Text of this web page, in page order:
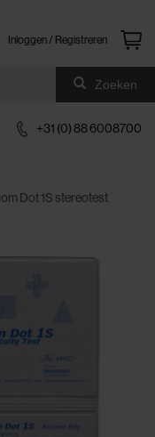
Inloggen / Registreren
Zoeken
+31 (0) 88 6008700
Dot 1S stereotest